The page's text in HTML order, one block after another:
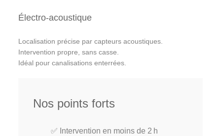
Électro‑acoustique
Localisation précise par capteurs acoustiques.
Intervention propre, sans casse.
Idéal pour canalisations enterrées.
Nos points forts
✅ Intervention en moins de 2 h